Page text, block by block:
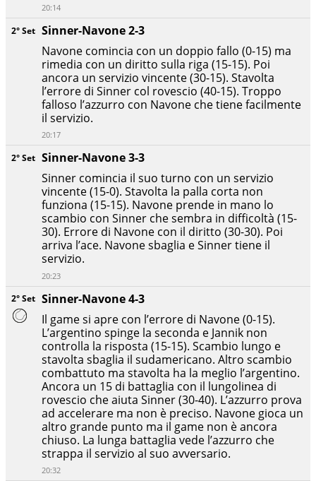
2° Set Sinner-Navone 4-3
Il game si apre con l’errore di Navone (0-15).
L’argentino spinge la seconda e Jannik non
controlla la risposta (15-15). Scambio lungo e
stavolta sbaglia il sudamericano. Altro scambio
combattuto ma stavolta ha la meglio l’argentino.
Ancora un 15 di battaglia con il lungolinea di
rovescio che aiuta Sinner (30-40). L’azzurro prova
ad accelerare ma non è preciso. Navone gioca un
altro grande punto ma il game non è ancora
chiuso. La lunga battaglia vede l’azzurro che
strappa il servizio al suo avversario.
20:32
2° Set Sinner-Navone 3-3
Sinner comincia il suo turno con un servizio
vincente (15-0). Stavolta la palla corta non
funziona (15-15). Navone prende in mano lo
scambio con Sinner che sembra in difficoltà (15-
30). Errore di Navone con il diritto (30-30). Poi
arriva l’ace. Navone sbaglia e Sinner tiene il
servizio.
20:23
2° Set Sinner-Navone 2-3
Navone comincia con un doppio fallo (0-15) ma
rimedia con un diritto sulla riga (15-15). Poi
ancora un servizio vincente (30-15). Stavolta
l’errore di Sinner col rovescio (40-15). Troppo
falloso l’azzurro con Navone che tiene facilmente
il servizio.
20:17
20:14